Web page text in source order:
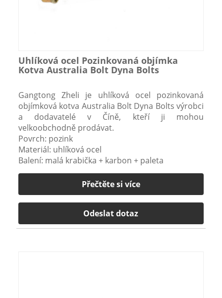
Uhlíková ocel Pozinkovaná objímka
Kotva Australia Bolt Dyna Bolts
Gangtong Zheli je uhlíková ocel pozinkovaná
objímková kotva Australia Bolt Dyna Bolts výrobci
a dodavatelé v Číně, kteří ji mohou
velkoobchodně prodávat.
Povrch: pozink
Materiál: uhlíková ocel
Balení: malá krabička + karbon + paleta
Přečtěte si více
Odeslat dotaz